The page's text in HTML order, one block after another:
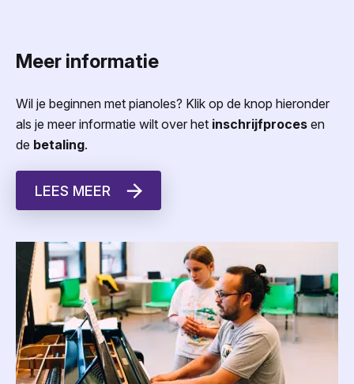
Meer informatie
Wil je beginnen met pianoles? Klik op de knop hieronder
als je meer informatie wilt over het inschrijfproces en
de betaling.
LEES MEER